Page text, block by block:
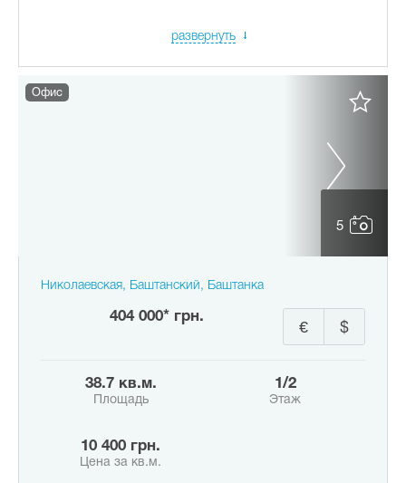
развернуть
5
Офис
Николаевская, Баштанский, Баштанка
404 000* грн.
$
€
38.7 кв.м.
Площадь
1/2
Этаж
10 400 грн.
Цена за кв.м.